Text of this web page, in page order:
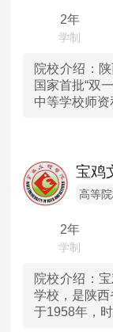
广西
贵州
甘肃
宁夏
新疆
2年
院校介绍：
国家首批“双
中等学校师
宝鸡
高等
2年
院校介绍：
学校，是陕西
于1958年，